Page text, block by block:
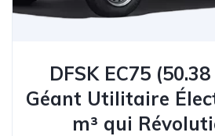
DFSK EC75
Géant Utilitaire
m³ qui